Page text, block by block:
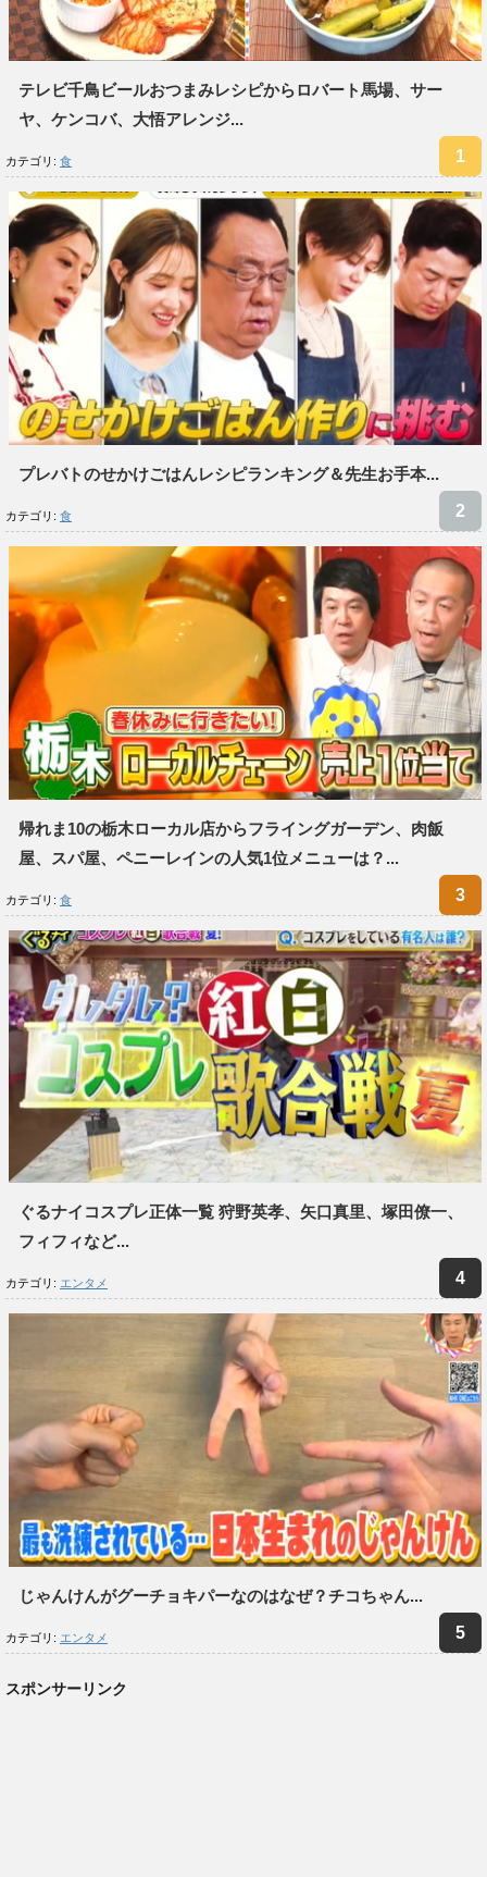
テレビ千鳥ビールおつまみレシピからロバート馬場、サー
ヤ、ケンコバ、大悟アレンジ...
カテゴリ: 食
プレバトのせかけごはんレシピランキング＆先生お手本...
カテゴリ: 食
帰れま10の栃木ローカル店からフライングガーデン、肉飯
屋、スパ屋、ペニーレインの人気1位メニューは？...
カテゴリ: 食
ぐるナイコスプレ正体一覧 狩野英孝、矢口真里、塚田僚一、
フィフィなど...
カテゴリ: エンタメ
じゃんけんがグーチョキパーなのはなぜ？チコちゃん...
カテゴリ: エンタメ
スポンサーリンク